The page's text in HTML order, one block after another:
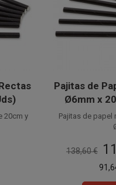
20cm y
de 100
Pajitas de
Ø6mm x
Pajitas de papel
cañitas de
Disponible a la
138,60 €